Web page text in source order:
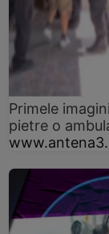
Primele
pietre o